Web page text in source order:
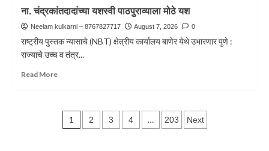
ना. चंद्रकांतदादांच्या यशस्वी पाठपुराव्याला मोठे यश
Neelam kulkarni – 8767827717 August 7, 2026 0
राष्ट्रीय पुस्तक न्यासाचे (NBT) क्षेत्रीय कार्यालय बाणेर येथे उभारणार पुणे :
राज्याचे उच्च व तंत्र...
Read More
1 2 3 4 … 203 Next